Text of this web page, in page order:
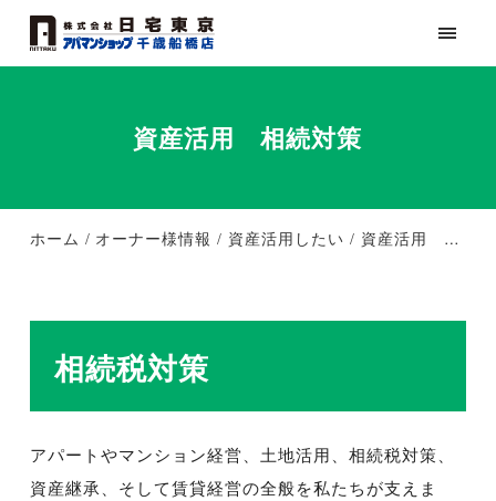
資産活用 相続対策
ホーム オーナー様情報 資産活用したい 資産活用 相続対策
相続税対策
アパートやマンション経営、土地活用、相続税対策、
資産継承、そして賃貸経営の全般を私たちが支えま